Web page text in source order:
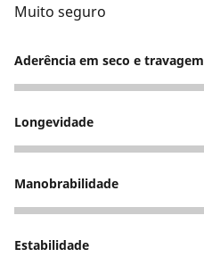
Muito seguro
Aderência em seco e travagem
5
Longevidade
5
Manobrabilidade
5
Estabilidade